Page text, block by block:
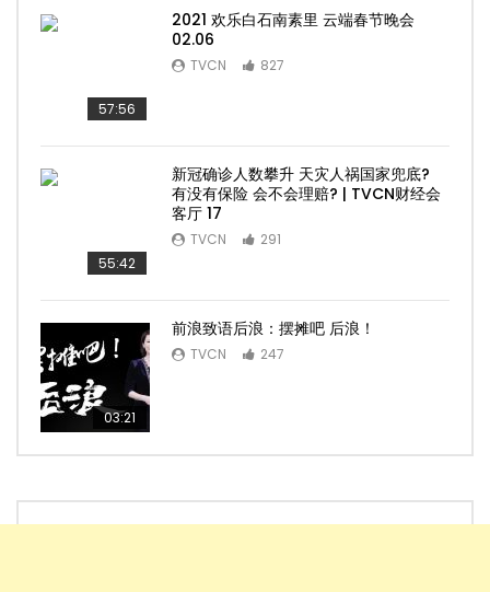
57:56
2021 欢乐白石南素里 云端春节晚会
02.06
TVCN 827
55:42
新冠确诊人数攀升 天灾人祸国家兜底?
有没有保险 会不会理赔? | TVCN财经会
客厅 17
TVCN 291
03:21
前浪致语后浪：摆摊吧 后浪！
TVCN 247